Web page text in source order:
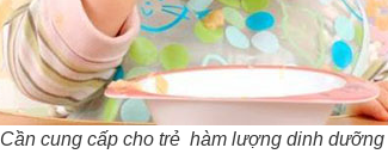
Cần cung cấp cho trẻ hàm lượng dinh dưỡng